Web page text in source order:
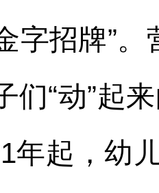
字招牌”
们“动”起
年起，幼